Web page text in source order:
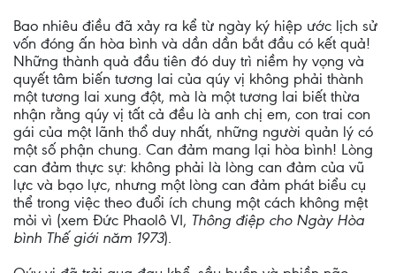
Bao nhiêu điều đã xảy ra kể từ ngày ký hiệp ước lịch sử
vốn đóng ấn hòa bình và dần dần bắt đầu có kết quả!
Những thành quả đầu tiên đó duy trì niềm hy vọng và
quyết tâm biến tương lai của qúy vị không phải thành
một tương lai xung đột, mà là một tương lai biết thừa
nhận rằng qúy vị tất cả đều là anh chị em, con trai con
gái của một lãnh thổ duy nhất, những người quản lý có
một số phận chung. Can đảm mang lại hòa bình! Lòng
can đảm thực sự: không phải là lòng can đảm của vũ
lực và bạo lực, nhưng một lòng can đảm phát biểu cụ
thể trong việc theo đuổi ích chung một cách không mệt
mỏi vì (xem Đức Phaolô VI, Thông điệp cho Ngày Hòa
bình Thế giới năm 1973).